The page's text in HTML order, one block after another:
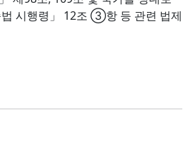
시행령」 12조 ③항 등 관련 법제